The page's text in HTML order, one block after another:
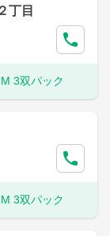
丁目
3双パック
3双パック